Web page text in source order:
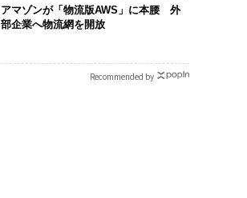
アマゾンが「物流版AWS」に本腰 外
部企業へ物流網を開放
Recommended by